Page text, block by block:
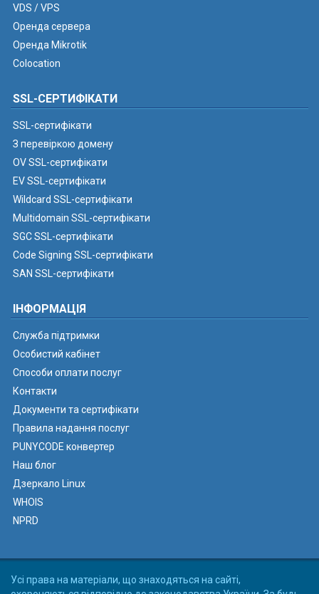
VDS / VPS
Оренда сервера
Оренда Mikrotik
Colocation
SSL-СЕРТИФІКАТИ
SSL-сертифікати
З перевіркою домену
OV SSL-сертифікати
EV SSL-сертифікати
Wildcard SSL-сертифікати
Multidomain SSL-сертифікати
SGC SSL-сертифікати
Code Signing SSL-сертифікати
SAN SSL-сертифікати
ІНФОРМАЦІЯ
Служба підтримки
Особистий кабінет
Способи оплати послуг
Контакти
Документи та сертифікати
Правила надання послуг
PUNYCODE конвертер
Наш блог
Дзеркало Linux
WHOIS
NPRD
Усі права на матеріали, що знаходяться на сайті,